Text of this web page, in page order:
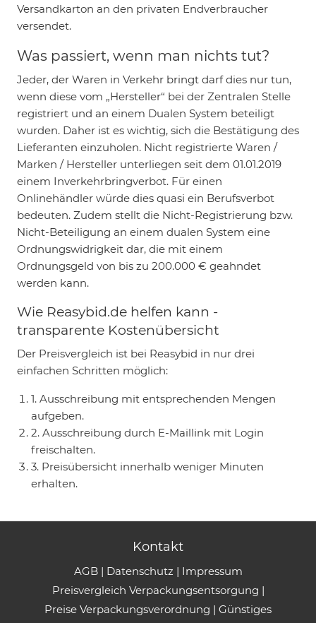
Versandkarton an den privaten Endverbraucher
versendet.
Was passiert, wenn man nichts tut?
Jeder, der Waren in Verkehr bringt darf dies nur tun,
wenn diese vom „Hersteller“ bei der Zentralen Stelle
registriert und an einem Dualen System beteiligt
wurden. Daher ist es wichtig, sich die Bestätigung des
Lieferanten einzuholen. Nicht registrierte Waren /
Marken / Hersteller unterliegen seit dem 01.01.2019
einem Inverkehrbringverbot. Für einen
Onlinehändler würde dies quasi ein Berufsverbot
bedeuten. Zudem stellt die Nicht-Registrierung bzw.
Nicht-Beteiligung an einem dualen System eine
Ordnungswidrigkeit dar, die mit einem
Ordnungsgeld von bis zu 200.000 € geahndet
werden kann.
Wie Reasybid.de helfen kann -
transparente Kostenübersicht
Der Preisvergleich ist bei Reasybid in nur drei
einfachen Schritten möglich:
1. Ausschreibung mit entsprechenden Mengen
aufgeben.
2. Ausschreibung durch E-Maillink mit Login
freischalten.
3. Preisübersicht innerhalb weniger Minuten
erhalten.
Kontakt
AGB | Datenschutz | Impressum
Preisvergleich Verpackungsentsorgung |
Preise Verpackungsverordnung | Günstiges